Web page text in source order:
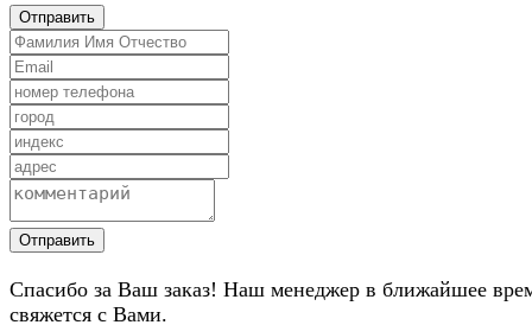
Отправить
Отправить
Спасибо за Ваш заказ! Наш менеджер в ближайшее
свяжется с Вами.